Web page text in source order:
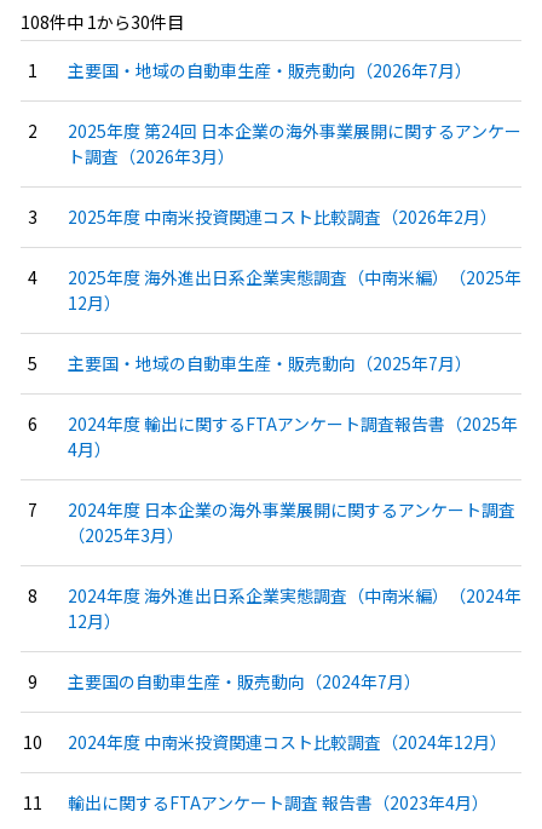
108件中 1から30件目
主要国・地域の自動車生産・販売動向（2026年7月）
2025年度 第24回 日本企業の海外事業展開に関するアンケー
ト調査（2026年3月）
2025年度 中南米投資関連コスト比較調査（2026年2月）
2025年度 海外進出日系企業実態調査（中南米編）（2025年
12月）
主要国・地域の自動車生産・販売動向（2025年7月）
2024年度 輸出に関するFTAアンケート調査報告書（2025年
4月）
2024年度 日本企業の海外事業展開に関するアンケート調査
（2025年3月）
2024年度 海外進出日系企業実態調査（中南米編）（2024年
12月）
主要国の自動車生産・販売動向（2024年7月）
2024年度 中南米投資関連コスト比較調査（2024年12月）
輸出に関するFTAアンケート調査 報告書（2023年4月）